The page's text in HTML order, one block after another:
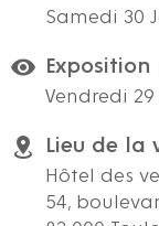
Samedi 30
Vendredi
Lieu de la
Hôtel des
54,